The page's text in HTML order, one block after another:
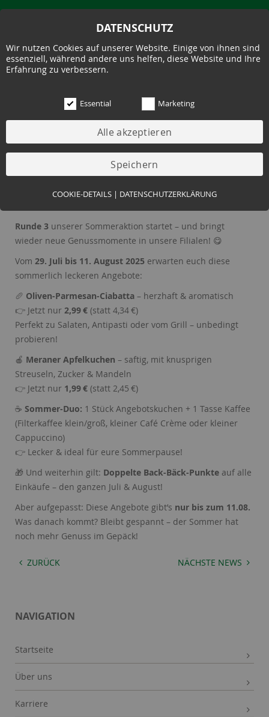
🌞 SOMMER, SONNE – UNSERE
11.08. 🌞
Runde 3 unserer Sommeraktion startet – und bringt
wieder neue Genussmomente in unsere Filialen! 😋
Vom 29. Juli bis 11. August 2025 erwarten euch diese
sommerlich leckeren Angebote:
🥖 Oliven-Parmesan-Ciabatta – herzhaft & aromatisch
👉 Jetzt nur 2,99 € (statt 4,34 €)
Perfekt zu Salaten, Antipasti oder vom Grill – unbedingt
probieren!
🍎 Meraner Apfelkuchen – saftig, mit knusprigen
Streuseln, Zucker & Mandeln
👉 Jetzt nur 1,99 € (statt 2,45 €)
☕ Sommer-Duo: 1 Stück Angebotskuchen + 1 Tasse Kaffee
(Filterkaffee klein/groß, kleiner Café Crème oder kleiner
Cappuccino)
👉 Lecker & ideal für eure Sommerpause!
🎁 Und weiterhin gilt: Doppelte Back-Bäck-Punkte auf alle
Einkäufe – den ganzen Juli & August!
Aber aufgepasst: Diese Angebote gibt’s nur bis zum 11.08.
Was danach kommt? Bleibt gespannt – der Sommer hat
noch mehr Genuss im Gepäck!
ZURÜCK NÄCHSTE NEWS
NAVIGATION
Startseite
Über uns
Karriere
DATENSCHUTZ
Wir nutzen Cookies auf unserer Website. Einige von ihnen sind
essenziell, während andere uns helfen, diese Website und Ihre
Erfahrung zu verbessern.
Essential Marketing
Essential (3)
Name:
Cookie Hinweis
Zweck:
Speichert die Cookie-Einstellungen des Besuchers
Cookies:
allowCookie
Laufzeit:
3 Monate
Name:
Session
Laufzeit:
Dauer der Browsersitzung
Name:
Cookies:
COOKIE-DETAILS | DATENSCHUTZERKLÄRUNG